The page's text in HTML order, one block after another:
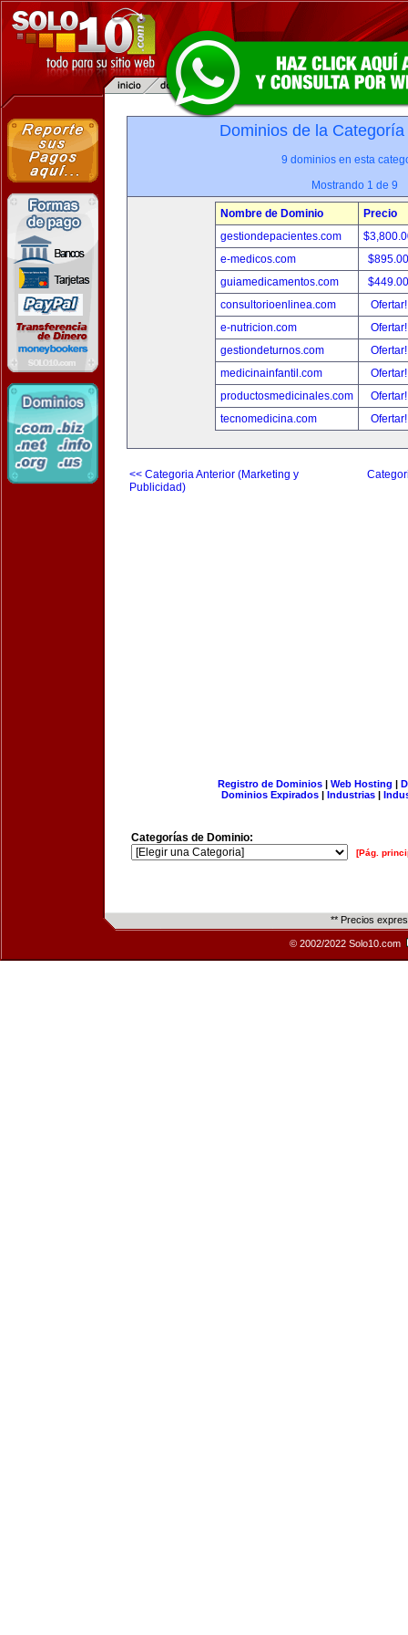
Dominios de la
9 dominios en esta
Mostrando 1 de 9
Nombre de Dominio
Precio
gestiondepacientes.com
e-medicos.com
guiamedicamentos.com
consultorioenlinea.com
e-nutricion.com
gestiondeturnos.com
medicinainfantil.com
productosmedicinales.com
tecnomedicina.com
<< Categoria Anterior (Marketing y
Publicidad)
Registro de Dominios| Web Hosting |
Dominios Expirados | Industrias |
Categorías de Dominio:
[Pág.
** Precios
© 2002/2022 Solo10.com